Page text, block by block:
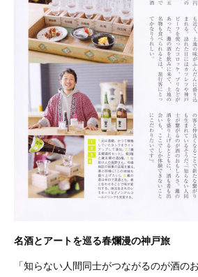
名酒とアートを巡る春爛漫の神戸旅
「知らない人間同士がつながるのが酒の